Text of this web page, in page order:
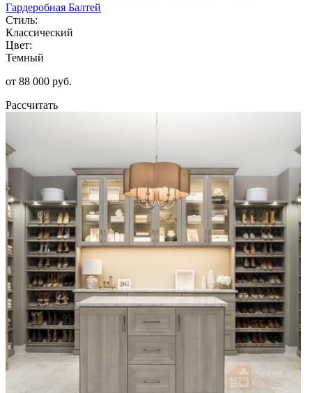
Гардеробная Балтей
Стиль:
Классический
Цвет:
Темный
от 88 000 руб.
Рассчитать